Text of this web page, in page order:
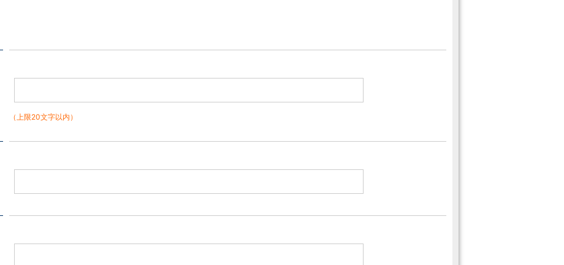
（上限20文字以内）